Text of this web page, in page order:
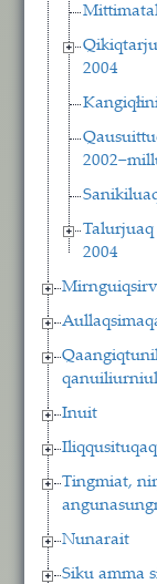
2004
Talurjuaq
2004
Inuit
Iliqqusituqaq
Tingmiat,
Nunarait
Siku amma